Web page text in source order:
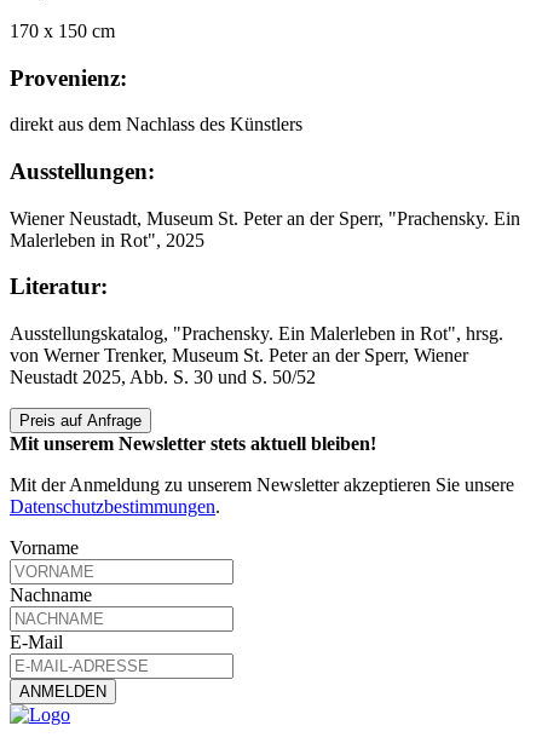
170 x 150 cm
Provenienz:
direkt aus dem Nachlass des Künstlers
Ausstellungen:
Wiener Neustadt, Museum St. Peter an der Sperr, "Prachensky. Ein
Malerleben in Rot", 2025
Literatur:
Ausstellungskatalog, "Prachensky. Ein Malerleben in Rot", hrsg.
von Werner Trenker, Museum St. Peter an der Sperr, Wiener
Neustadt 2025, Abb. S. 30 und S. 50/52
Preis auf Anfrage
Mit unserem Newsletter stets aktuell bleiben!
Mit der Anmeldung zu unserem Newsletter akzeptieren Sie unsere
Datenschutzbestimmungen.
Vorname
Nachname
E-Mail